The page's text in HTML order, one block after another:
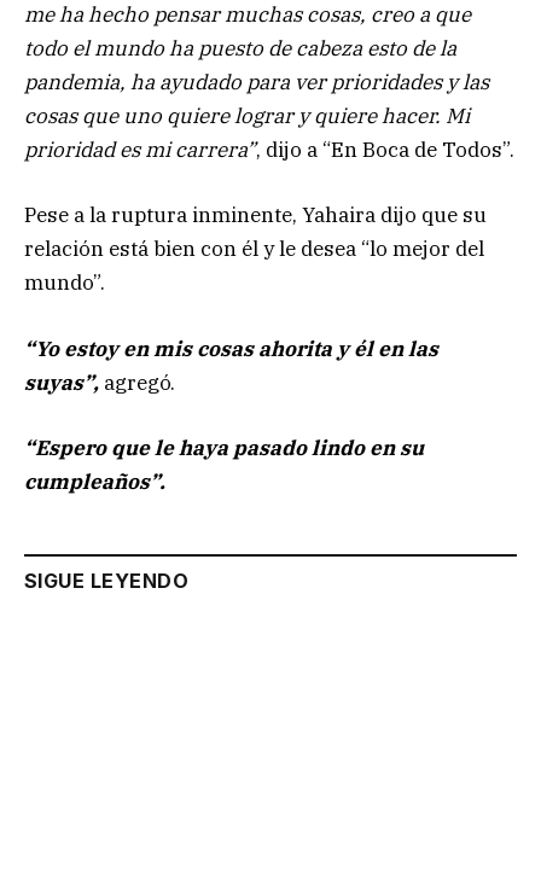
me ha hecho pensar muchas cosas, creo a que
todo el mundo ha puesto de cabeza esto de la
pandemia, ha ayudado para ver prioridades y las
cosas que uno quiere lograr y quiere hacer. Mi
prioridad es mi carrera”, dijo a “En Boca de Todos”.
Pese a la ruptura inminente, Yahaira dijo que su
relación está bien con él y le desea “lo mejor del
mundo”.
“Yo estoy en mis cosas ahorita y él en las
suyas”, agregó.
“Espero que le haya pasado lindo en su
cumpleaños”.
SIGUE LEYENDO